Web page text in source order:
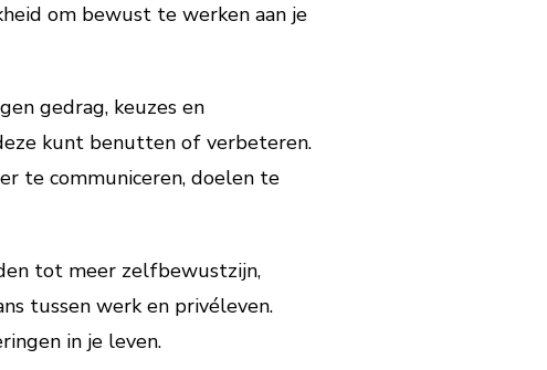
om bewust te werken aan je
gedrag, keuzes en
kunt benutten of verbeteren.
te communiceren, doelen te
tot meer zelfbewustzijn,
tussen werk en privéleven.
in je leven.